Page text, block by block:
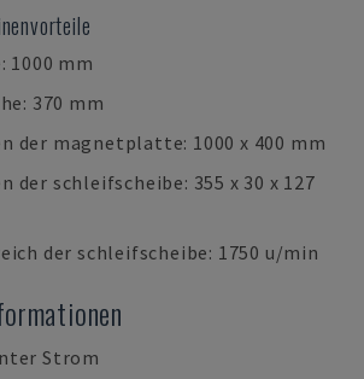
1000 mm
370 mm
der magnetplatte: 1000 x 400 mm
der schleifscheibe: 355 x 30 x 127
der schleifscheibe: 1750 u/min
Strom